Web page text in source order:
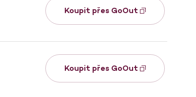
Koupit přes GoOut
Koupit přes GoOut